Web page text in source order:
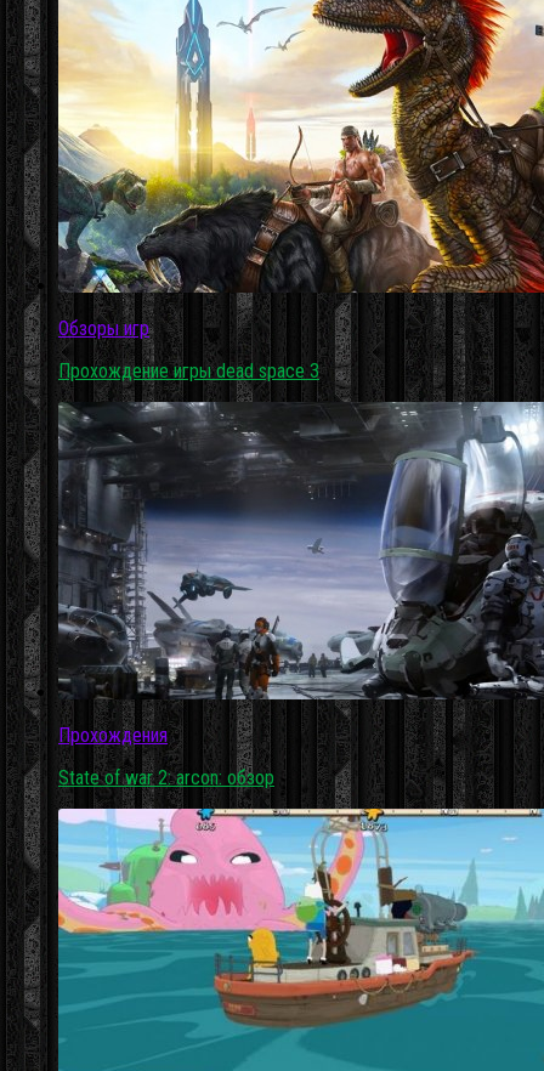
Обзоры игр
Прохождение игры dead space 3
Прохождения
State of war 2: arcon: обзор